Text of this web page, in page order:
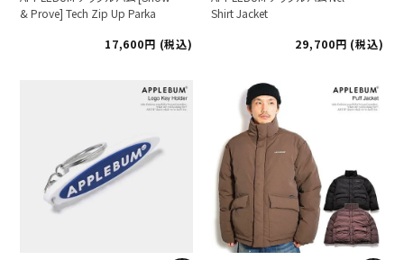
& Prove] Tech Zip Up Parka
17,600
税込
Shirt Jacket
29,700
税込